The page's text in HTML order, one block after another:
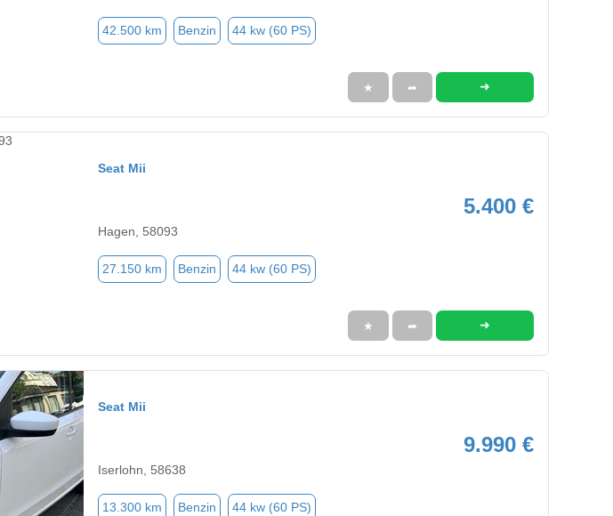
42.500 km Benzin 44 kw (60 PS)
★ ➦ ➜
Seat Mii
5.400 €
Hagen, 58093
27.150 km Benzin 44 kw (60 PS)
★ ➦ ➜
Seat Mii
9.990 €
Iserlohn, 58638
13.300 km Benzin 44 kw (60 PS)